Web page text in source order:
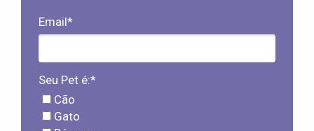
Email*
Seu Pet é:*
Cão
Gato